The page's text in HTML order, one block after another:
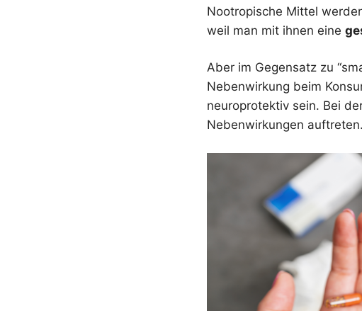
Nootropische Mittel
weil man mit ihnen eine
Aber im Gegensatz zu
Nebenwirkung beim
neuroprotektiv sein. Bei
Nebenwirkungen auftreten.